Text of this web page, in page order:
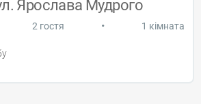
Ярослава Мудрого
2 гостя • 1 кімната